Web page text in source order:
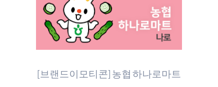
[브랜드이모티콘] 농협 하나로마트